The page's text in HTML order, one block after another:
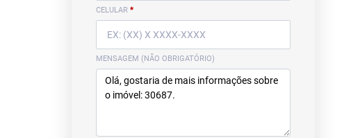
CELULAR *
MENSAGEM (NÃO OBRIGATÓRIO)